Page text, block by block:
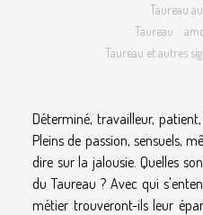
Taureau
Taureau :
Taureau et autres
Déterminé, travailleur,
Pleins de passion, sensuels,
dire sur la jalousie. Quelles
du Taureau ? Avec qui
métier trouveront-ils leur